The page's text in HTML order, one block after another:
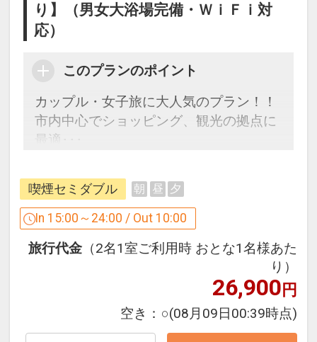
の拠点に最適！
コンビニは、徒歩1分圏内にローソン・
お買い物は、パルコ、デパート(三越・
キホーテ、本通り商店街など徒歩10分圏
内に多数
徒歩5分圏内です！
設定期間：2024年1月8日～2027年1月
31日
インターネットコース番号：DP-2-
り】（男女大浴場完備・ＷｉＦｉ対
応）
このプランのポイント
カップル・女子旅に大人気のプラン！！
市内中心でショッピング、観光の拠点に
最適･･･
の女子旅にもご利用頂けます。
【男女大浴場】人工温泉「準天然」光明
１：００ 午前６：００～９：００
【ネット環境】全室でWi-Fiがご利用頂け
ます。パソコンはLAN接続も可能(LANケ
ーブル全室完備)
喫煙セミダブル 朝 昼 夕
In 15:00～24:00 / Out 10:00
旅行代金 （2名1室ご利用時 おとな1名様あた
り）
26,900円
空き： ○(08月09日00:39時点)